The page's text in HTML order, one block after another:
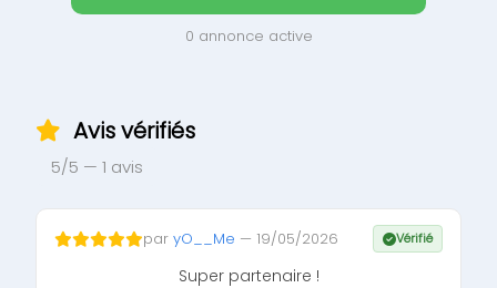
0 annonce active
Avis vérifiés
5/5 — 1 avis
paryO__Me — 19/05/2026 Vérifié
Super partenaire !